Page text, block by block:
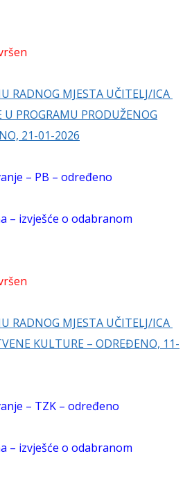
RADNOG MJESTA UČITELJ/ICA
U PROGRAMU PRODUŽENOG
21-01-2026
– PB – određeno
– izvješće o odabranom
RADNOG MJESTA UČITELJ/ICA
KULTURE – ODREĐENO, 11-
– TZK – određeno
– izvješće o odabranom